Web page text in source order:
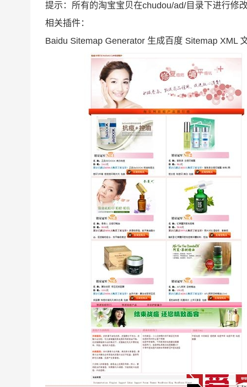
提示：所有的淘宝宝贝在chudou/ad/目录下进行修
相关插件：
Baidu Sitemap Generator 生成百度 Sitemap XML